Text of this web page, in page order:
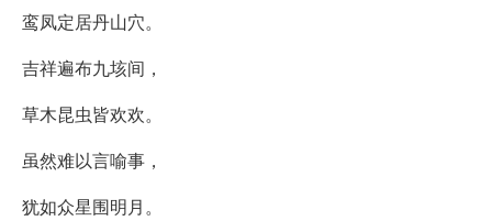
鸾凤定居丹山穴。
吉祥遍布九垓间，
草木昆虫皆欢欢。
虽然难以言喻事，
犹如众星围明月。